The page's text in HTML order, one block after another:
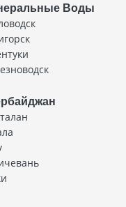
Воды